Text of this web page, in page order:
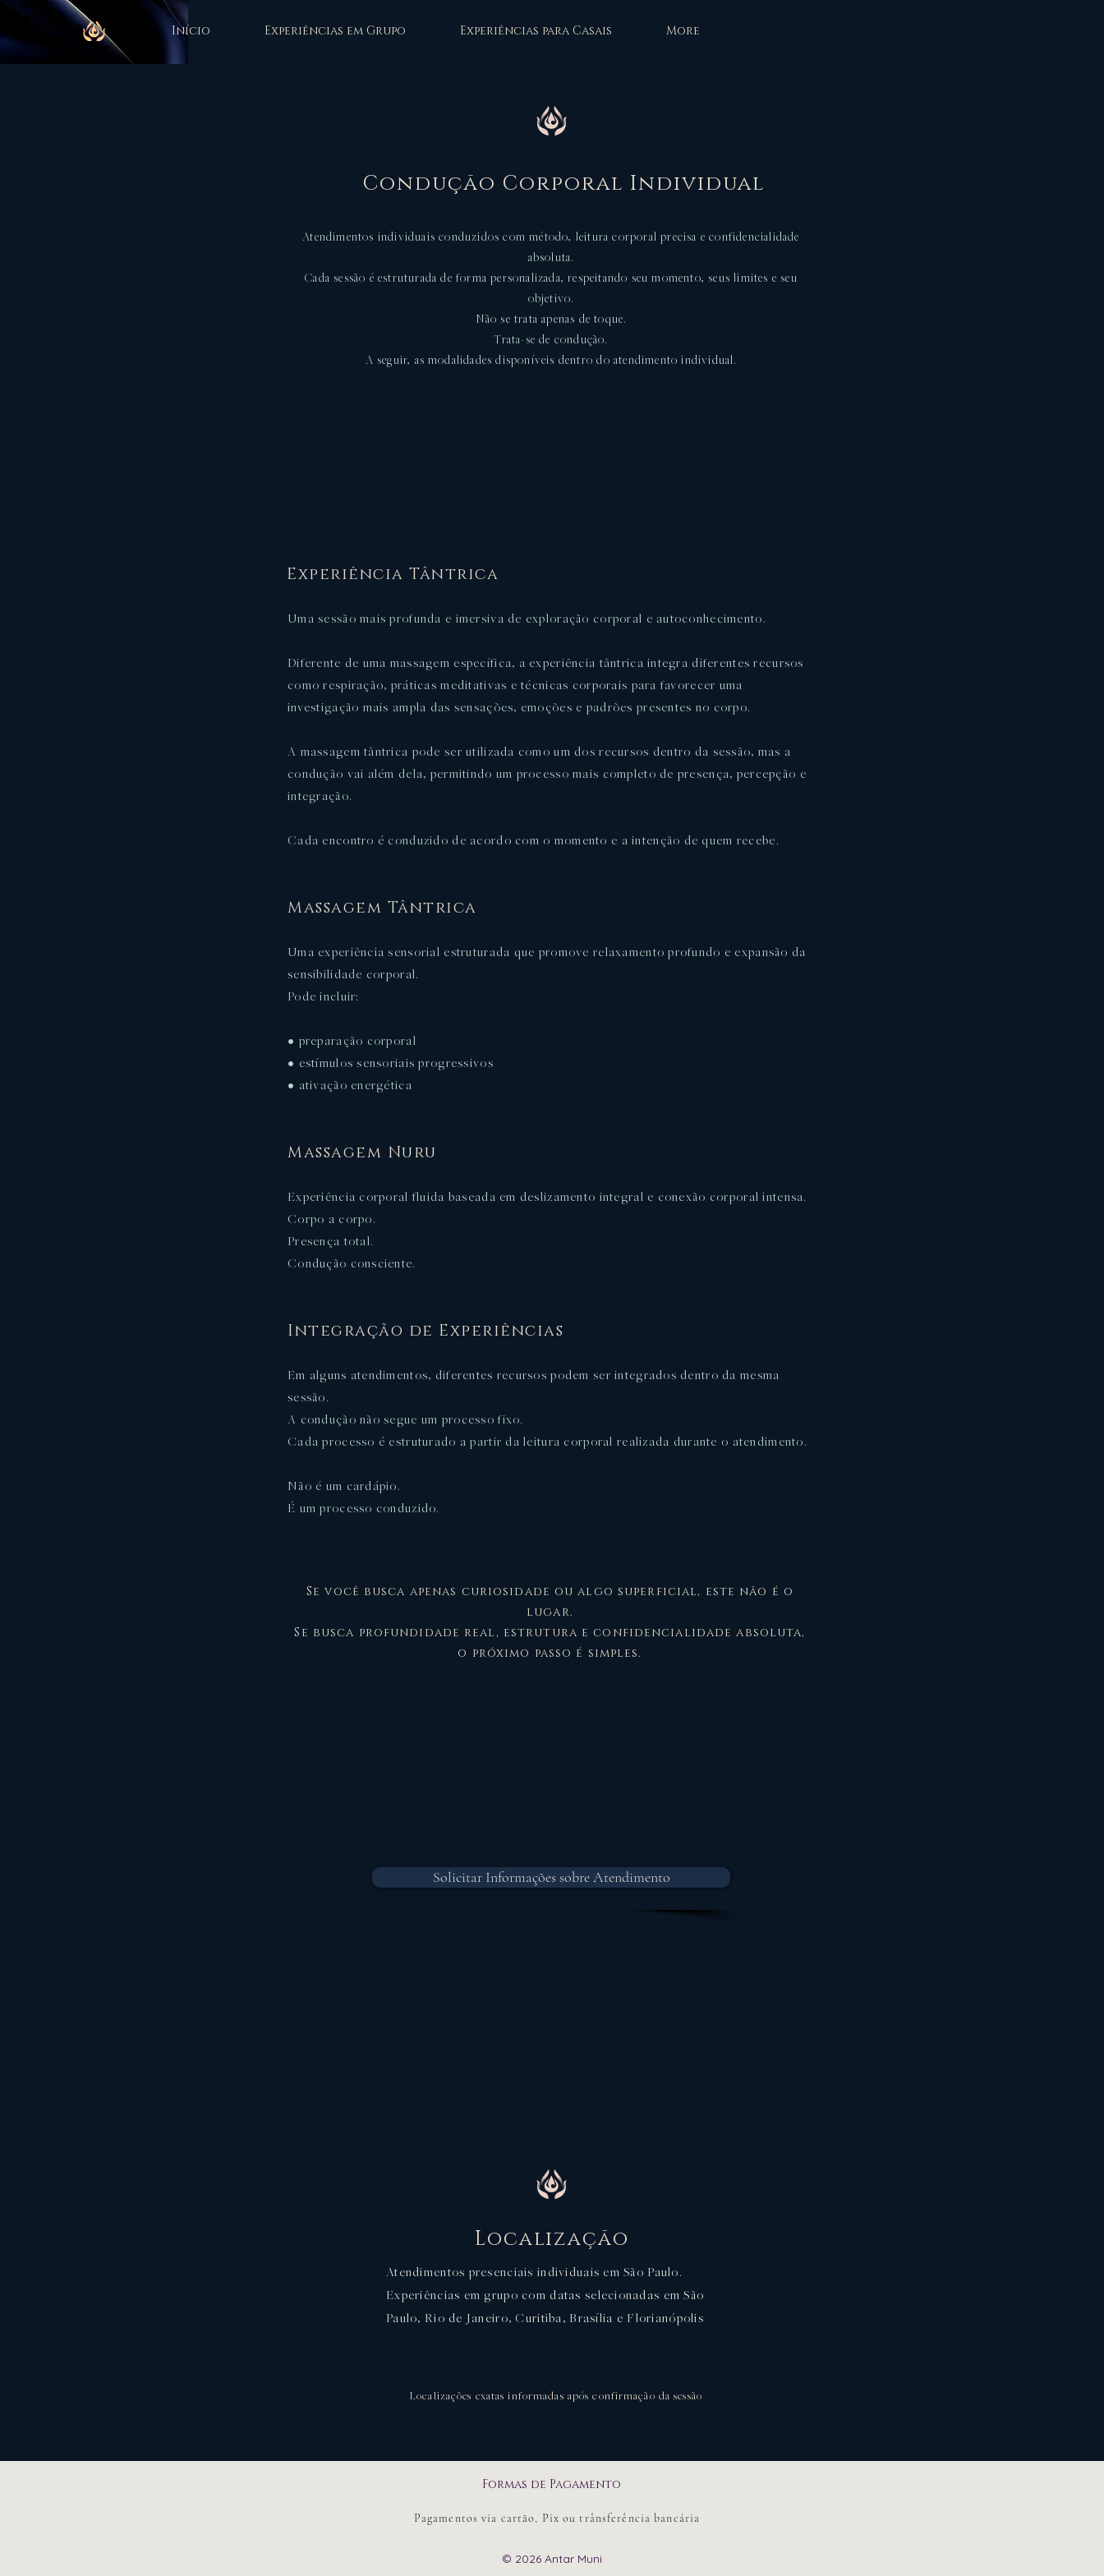
Início Experiências em Grupo Experiências para Casais More
Condução Corporal Individual
Atendimentos individuais conduzidos com método, leitura corporal precisa e confidencialidade
absoluta.
Cada sessão é estruturada de forma personalizada, respeitando seu momento, seus limites e seu
objetivo.
Não se trata apenas de toque.
Trata-se de condução.
A seguir, as modalidades disponíveis dentro do atendimento individual.
Experiência Tântrica
Uma sessão mais profunda e imersiva de exploração corporal e autoconhecimento.
Diferente de uma massagem específica, a experiência tântrica integra diferentes recursos
como respiração, práticas meditativas e técnicas corporais para favorecer uma
investigação mais ampla das sensações, emoções e padrões presentes no corpo.
A massagem tântrica pode ser utilizada como um dos recursos dentro da sessão, mas a
condução vai além dela, permitindo um processo mais completo de presença, percepção e
integração.
Cada encontro é conduzido de acordo com o momento e a intenção de quem recebe.
Massagem Tântrica
Uma experiência sensorial estruturada que promove relaxamento profundo e expansão da
sensibilidade corporal.
Pode incluir:
• preparação corporal
• estímulos sensoriais progressivos
• ativação energética
Massagem Nuru
Experiência corporal fluida baseada em deslizamento integral e conexão corporal intensa.
Corpo a corpo.
Presença total.
Condução consciente.
Integração de Experiências
Em alguns atendimentos, diferentes recursos podem ser integrados dentro da mesma
sessão.
A condução não segue um processo fixo.
Cada processo é estruturado a partir da leitura corporal realizada durante o atendimento.
Não é um cardápio.
É um processo conduzido.
Se você busca apenas curiosidade ou algo superficial, este não é o
lugar.
Se busca profundidade real, estrutura e confidencialidade absoluta,
o próximo passo é simples.
Solicitar Informações sobre Atendimento
Localização
Atendimentos presenciais individuais em São Paulo.
Experiências em grupo com datas selecionadas em São
Paulo, Rio de Janeiro, Curitiba, Brasília e Florianópolis
Localizações exatas informadas após confirmação da sessão
Formas de Pagamento
Pagamentos via cartão, Pix ou trânsferência bancária
© 2026 Antar Muni